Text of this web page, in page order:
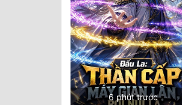
6 phút trước